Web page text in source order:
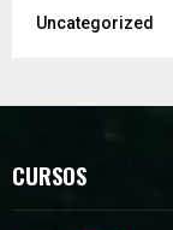
Uncategorized
CURSOS